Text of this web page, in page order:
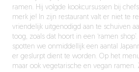
ramen. Hij volgde kookcursussen bij
merk je! In zijn restaurant valt er niet te
vriendelijk uitgenodigd aan te schuiven
toog, zoals dat hoort in een ‘ramen
spotten we onmiddellijk een aantal
er geslurpt dient te worden. Op het
maar ook vegetarische en vegan ramen.